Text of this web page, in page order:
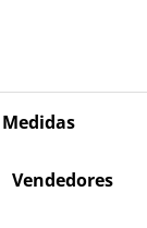
Medidas
Vendedores